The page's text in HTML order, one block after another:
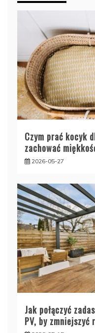
Czym prać kocyk
zachować
2026-05-27
Jak połączyć
PV, by zmniejszyć